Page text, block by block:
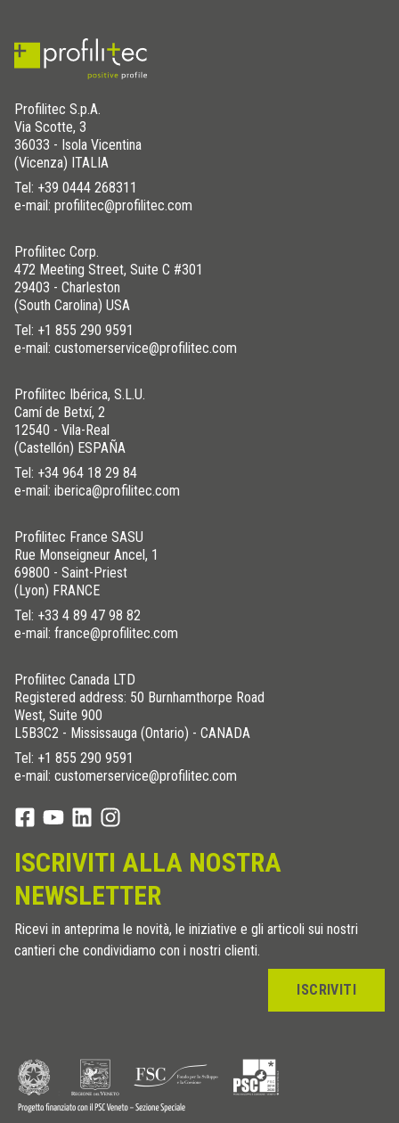
Profilitec S.p.A.
Via Scotte, 3
36033 - Isola Vicentina
(Vicenza) ITALIA
Tel: +39 0444 268311
e-mail: profilitec@profilitec.com
Profilitec Corp.
472 Meeting Street, Suite C #301
29403 - Charleston
(South Carolina) USA
Tel: +1 855 290 9591
e-mail: customerservice@profilitec.com
Profilitec Ibérica, S.L.U.
Camí de Betxí, 2
12540 - Vila-Real
(Castellón) ESPAÑA
Tel: +34 964 18 29 84
e-mail: iberica@profilitec.com
Profilitec France SASU
Rue Monseigneur Ancel, 1
69800 - Saint-Priest
(Lyon) FRANCE
Tel: +33 4 89 47 98 82
e-mail: france@profilitec.com
Profilitec Canada LTD
Registered address: 50 Burnhamthorpe Road
West, Suite 900
L5B3C2 - Mississauga (Ontario) - CANADA
Tel: +1 855 290 9591
e-mail: customerservice@profilitec.com
ISCRIVITI ALLA NOSTRA
NEWSLETTER
Ricevi in anteprima le novità, le iniziative e gli articoli sui nostri
cantieri che condividiamo con i nostri clienti.
ISCRIVITI